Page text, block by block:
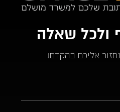
ולכל שאלה
אליכם בהקדם!